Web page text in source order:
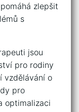
⁤zlepšit
s
jsou
pro rodiny
vzdělávání o
⁤pro
optimalizaci